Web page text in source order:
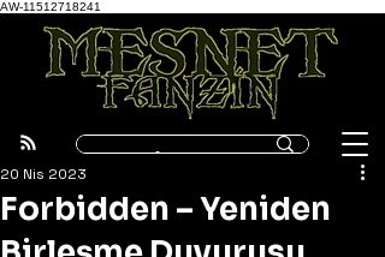
AW-11512718241
Forbidden – Yeniden
20 Nis 2023